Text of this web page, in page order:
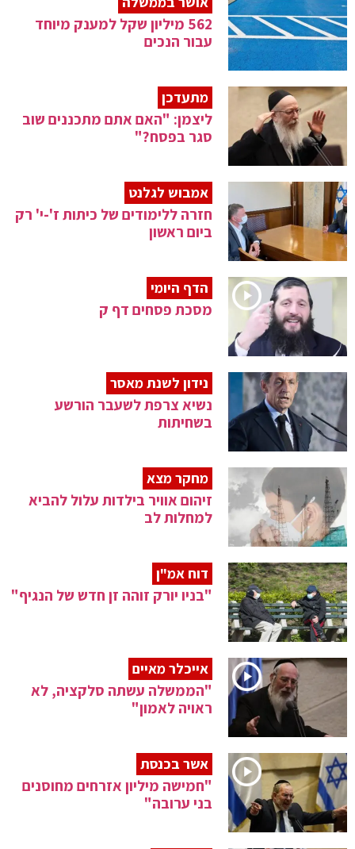
562 מיליון שקל למענק מיוחד
עבור הנכים
מתעדכן
ליצמן: "האם אתם מתכננים שוב
סגר בפסח?"
אמבוש לגלנט
חזרה ללימודים של כיתות ז'-י' רק
ביום ראשון
הדף היומי
מסכת פסחים דף ק
נידון לשנת מאסר
נשיא צרפת לשעבר הורשע
בשחיתות
מחקר מצא
זיהום אוויר בילדות עלול להביא
למחלות לב
דוח אמ"ן
"בניו יורק זוהה זן חדש של הנגיף"
אייכלר מאיים
"הממשלה עשתה סלקציה, לא
ראויה לאמון"
אשר בכנסת
"חמישה מיליון אזרחים מחוסנים
בני ערובה"